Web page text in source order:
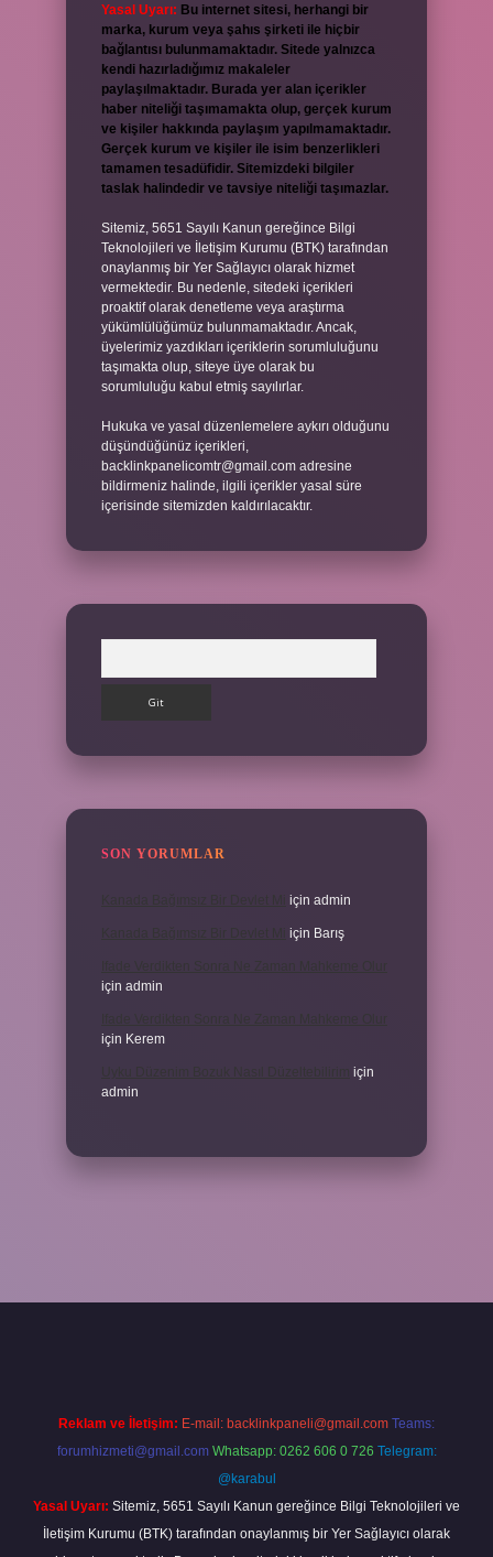
Yasal Uyarı: Bu internet sitesi, herhangi bir
marka, kurum veya şahıs şirketi ile hiçbir
bağlantısı bulunmamaktadır. Sitede yalnızca
kendi hazırladığımız makaleler
paylaşılmaktadır. Burada yer alan içerikler
haber niteliği taşımamakta olup, gerçek kurum
ve kişiler hakkında paylaşım yapılmamaktadır.
Gerçek kurum ve kişiler ile isim benzerlikleri
tamamen tesadüfidir. Sitemizdeki bilgiler
taslak halindedir ve tavsiye niteliği taşımazlar.
Sitemiz, 5651 Sayılı Kanun gereğince Bilgi
Teknolojileri ve İletişim Kurumu (BTK) tarafından
onaylanmış bir Yer Sağlayıcı olarak hizmet
vermektedir. Bu nedenle, sitedeki içerikleri
proaktif olarak denetleme veya araştırma
yükümlülüğümüz bulunmamaktadır. Ancak,
üyelerimiz yazdıkları içeriklerin sorumluluğunu
taşımakta olup, siteye üye olarak bu
sorumluluğu kabul etmiş sayılırlar.
Hukuka ve yasal düzenlemelere aykırı olduğunu
düşündüğünüz içerikleri,
backlinkpanelicomtr@gmail.com adresine
bildirmeniz halinde, ilgili içerikler yasal süre
içerisinde sitemizden kaldırılacaktır.
SON YORUMLAR
için admin
için Barış
için admin
için Kerem
için
admin
Reklam ve İletişim: E-mail: backlinkpaneli@gmail.com Teams:
forumhizmeti@gmail.com Whatsapp: 0262 606 0 726 Telegram:
@karabul
Yasal Uyarı: Sitemiz, 5651 Sayılı Kanun gereğince Bilgi Teknolojileri ve
İletişim Kurumu (BTK) tarafından onaylanmış bir Yer Sağlayıcı olarak